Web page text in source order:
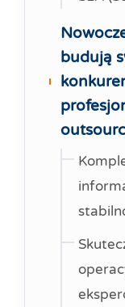
budują